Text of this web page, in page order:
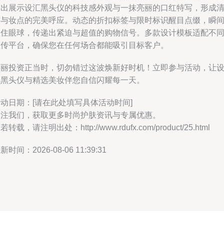
展示设汇黑头仪的科技感外观与一抹亮丽的口红特写，形成清
妆点的完美呼应。动态的折扣标签与限时标识醒目点缀，瞬间
眼球，传递出紧迫与超值的购物信号。多款设计模板适配不同
平台，确保您在任何场合都能吸引目标客户。
投资正当时，切勿错过这波焕新好时机！立即参与活动，让设
头仪与精选美妆伴您自信闪耀每一天。
日期：[请在此处填写具体活动时间]
我们，获取更多时尚护肤资讯与专属优惠。
转载，请注明出处：http://www.rdufx.com/product/25.html
时间：2026-08-06 11:39:31